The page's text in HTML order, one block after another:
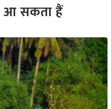
आ सकता हैं